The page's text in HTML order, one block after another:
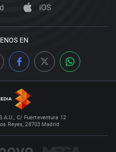
iOS
EN
C/ Fuerteventura 12
Reyes, 28703 Madrid